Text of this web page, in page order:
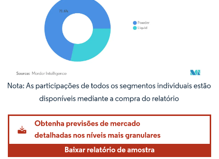
Imagem © Mordor Intelligence. O reuso requer atribuição conforme CC BY 4.0.